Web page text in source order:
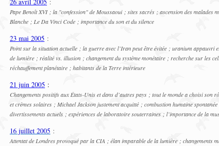
Pape Benoît XVI ; la "confession" de Moussaoui ; sites sacrés ; ascension des malades
Blanche ; Le Da Vinci Code ; importance du son et du silence
23 mai 2005 :
Point sur la situation actuelle ; la guerre avec l’Iran peut être évitée ; uranium appauvri
de lumière ; réalité vs. illusion ; changement du système monétaire ; recherche sur les
réchauffement planétaire ; habitants de la Terre intérieure
21 juin 2005 :
Changements positifs aux États-Unis et dans d’autres pays ; tout le monde a choisi son
et crèmes solaires ; Michael Jackson justement acquitté ; combustion humaine
divertissements actuels ; expériences de laboratoire souterraines ; l’importance de la
16 juillet 2005 :
Attentat de Londres provoqué par la CIA ; élan imparable de la lumière ; changements